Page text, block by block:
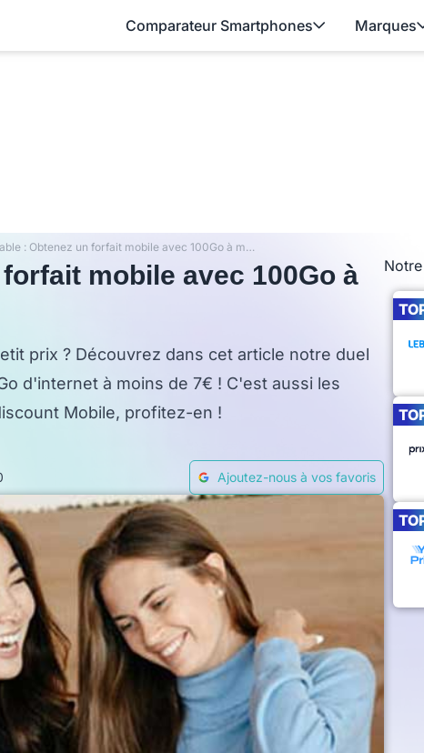
Comparateur Smartphones Marques
Incroyable : Obtenez un forfait mobile avec 100Go à moins de 7€ par mois !
mobile avec 100Go à
prix ? Découvrez dans cet article notre duel
d'internet à moins de 7€ ! C'est aussi les
Mobile, profitez-en !
Ajoutez-nous à vos favoris